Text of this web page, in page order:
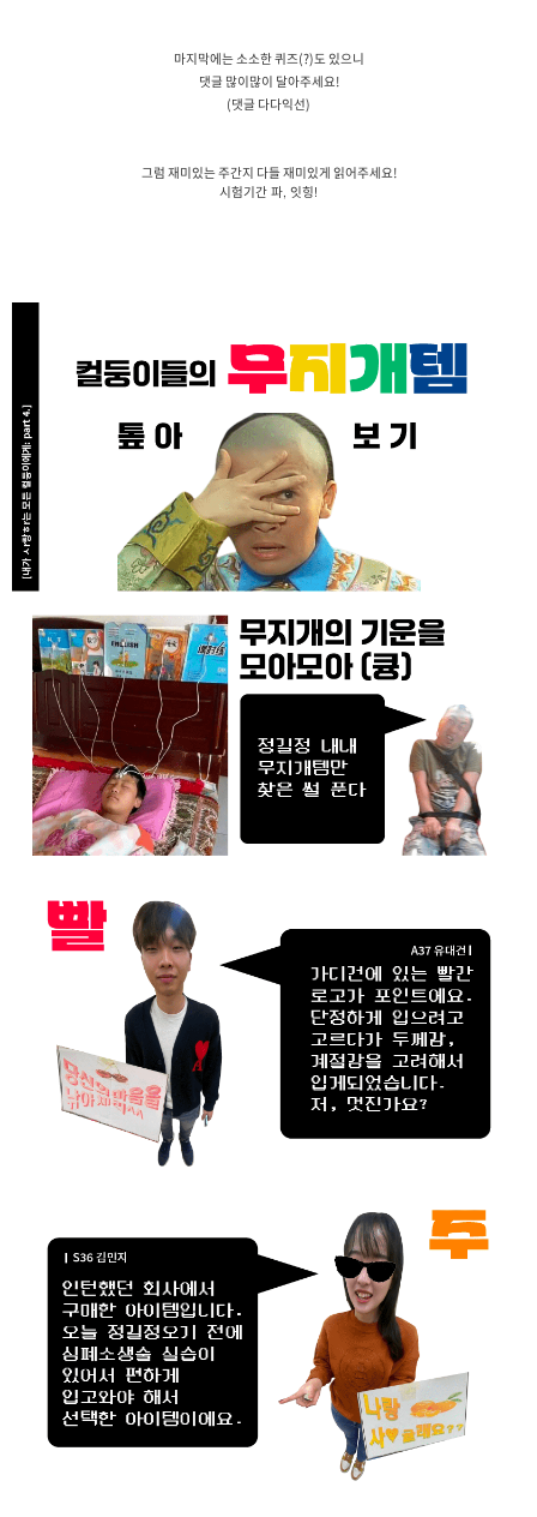
마지막에는 소소한 퀴즈(?)도 있으니
댓글 많이많이 달아주세요!
(댓글 다다익선)
그럼 재미있는 주간지 다들 재미있게 읽어주세요!
시험기간 파, 잇힝!